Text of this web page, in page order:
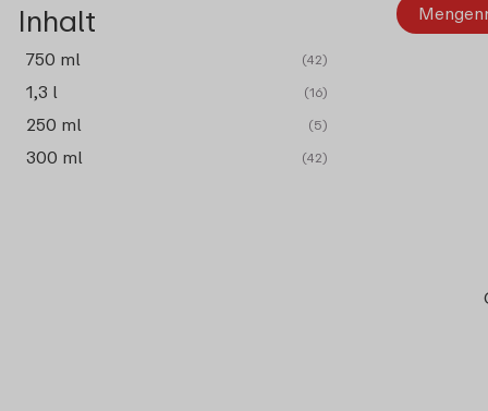
Inhalt
750 ml (42)
1,3 l (16)
250 ml (5)
300 ml (42)